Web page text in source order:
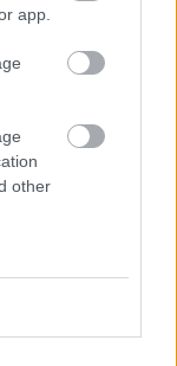
app.
other
KEZDŐDIK